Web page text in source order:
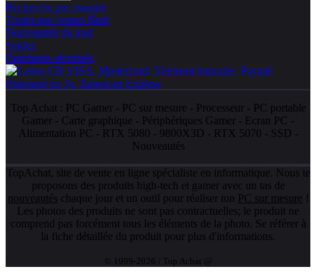
Recherche par marque
Toutes nos ventes flash
Nouveautés du jour
Soldes
Paiements sécurisés
Top Achat : PC Gamer- PC sur mesure - Processeur- PC portable
Gamer - Carte graphique - Périphériques Gamer - Ecran PC -
Alimentation PC - RTX 5080 - 9800X3D - RTX 5070 - SSD -
Nouveautés
TopAchat, site de vente en ligne spécialiste en informatique. Nous te
proposons des produits high-tech et gamer avec un tas de
nouveautés chaque jour et un outil pour réaliser ton PC sur mesure !
Les photos des produits ne sont pas contractuelles; le produit ne
comprend pas forcément tous les éléments de la photo. Se référer à
la fiche détaillée du produit pour plus d'informations.
© 1999-2026 / Top Achat @